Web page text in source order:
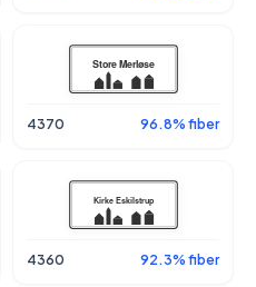
4370 96.8% fiber
4360 92.3% fiber